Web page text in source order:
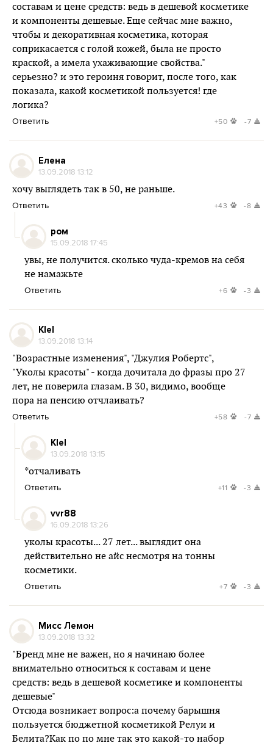
составам и цене средств: ведь в дешевой косметике
и компоненты дешевые. Еще сейчас мне важно,
чтобы и декоративная косметика, которая
соприкасается с голой кожей, была не просто
краской, а имела ухаживающие свойства."
серьезно? и это героиня говорит, после того, как
показала, какой косметикой пользуется! где
логика?
Ответить +50 -7
Елена
13.09.2018 13:12
хочу выглядеть так в 50, не раньше.
Ответить +43 -8
ром
15.09.2018 17:45
увы, не получится. сколько чуда-кремов на себя
не намажьте
Ответить +6 -3
Klel
13.09.2018 13:14
"Возрастные изменения", "Джулия Робертс",
"Уколы красоты" - когда дочитала до фразы про 27
лет, не поверила глазам. В 30, видимо, вообще
пора на пенсию отчлаивать?
Ответить +58 -7
Klel
13.09.2018 13:15
*отчаливать
Ответить +11 -3
vvr88
16.09.2018 13:26
уколы красоты... 27 лет... выглядит она
действительно не айс несмотря на тонны
косметики.
Ответить +7 -3
Мисс Лемон
13.09.2018 13:32
"Бренд мне не важен, но я начинаю более
внимательно относиться к составам и цене
средств: ведь в дешевой косметике и компоненты
дешевые"
Отсюда возникает вопрос:а почему барышня
пользуется бюджетной косметикой Релуи и
Белита?Как по по мне так это какой-то набор